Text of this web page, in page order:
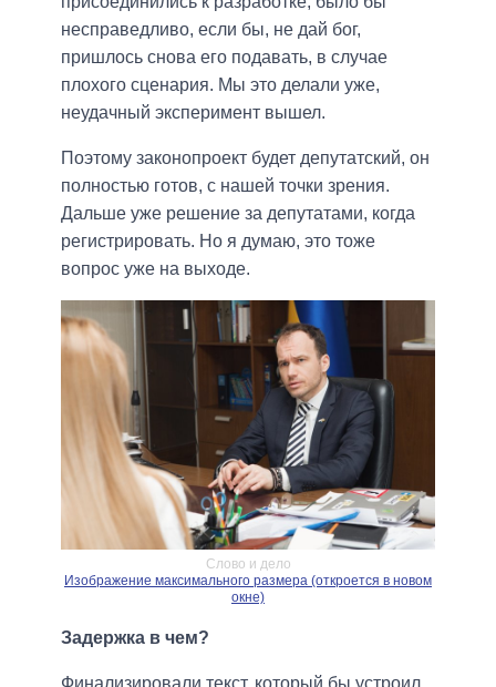
несправедливо, если бы, не дай бог,
пришлось снова его подавать, в случае
плохого сценария. Мы это делали уже,
неудачный эксперимент вышел.
Поэтому законопроект будет депутатский, он
полностью готов, с нашей точки зрения.
Дальше уже решение за депутатами, когда
регистрировать. Но я думаю, это тоже
вопрос уже на выходе.
Слово и дело
Изображение максимального размера (откроется в новом
окне)
Задержка в чем?